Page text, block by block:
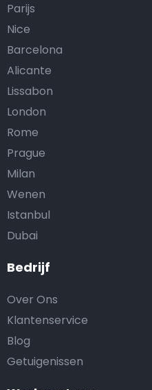
Bedrijf
Over Ons
Klantenservice
Blog
Getuigenissen
Parijs
Nice
Barcelona
Alicante
Lissabon
London
Rome
Prague
Milan
Wenen
Istanbul
Dubai